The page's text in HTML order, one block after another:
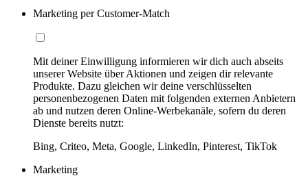
Marketing per Customer-Match
Mit deiner Einwilligung informieren wir dich auch abseits
unserer Website über Aktionen und zeigen dir relevante
Produkte. Dazu gleichen wir deine verschlüsselten
personenbezogenen Daten mit folgenden externen Anbietern
ab und nutzen deren Online-Werbekanäle, sofern du deren
Dienste bereits nutzt:
Bing, Criteo, Meta, Google, LinkedIn, Pinterest, TikTok
Marketing